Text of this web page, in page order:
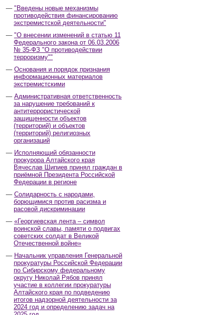
"Введены новые механизмы
противодействия финансированию
экстремистской деятельности"
"О внесении изменений в статью 11
Федерального закона от 06.03.2006
№ 35-ФЗ "О противодействии
терроризму""
Основания и порядок признания
информационных материалов
экстремистскими
Административная ответственность
за нарушение требований к
антитеррористической
защищенности объектов
(территорий) и объектов
(территорий) религиозных
организаций
Исполняющий обязанности
прокурора Алтайского края
Вячеслав Шипиев принял граждан в
приёмной Президента Российской
Федерации в регионе
Солидарность с народами,
борющимися против расизма и
расовой дискриминации
«Георгиевская лента – символ
воинской славы, памяти о подвигах
советских солдат в Великой
Отечественной войне»
Начальник управления Генеральной
прокуратуры Российской Федерации
по Сибирскому федеральному
округу Николай Рябов принял
участие в коллегии прокуратуры
Алтайского края по подведению
итогов надзорной деятельности за
2024 год и определению задач на